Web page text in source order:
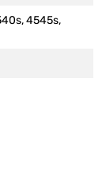
4545s,